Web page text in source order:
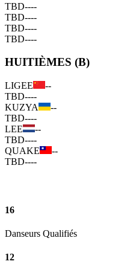
TBD----
TBD----
TBD----
TBD----
HUITIÈMES (B)
LIGEE
--
TBD----
KUZYA
--
TBD----
LEE
--
TBD----
QUAKE
--
TBD----
16
Danseurs Qualifiés
12